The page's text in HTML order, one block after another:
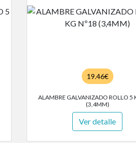
19.46€
ALAMBRE GALVANIZADO ROLLO 5
(3,4MM)
Ver detalle